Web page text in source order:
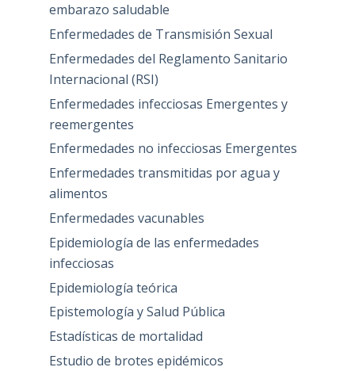
embarazo saludable
Enfermedades de Transmisión Sexual
Enfermedades del Reglamento Sanitario
Internacional (RSI)
Enfermedades infecciosas Emergentes y
reemergentes
Enfermedades no infecciosas Emergentes
Enfermedades transmitidas por agua y
alimentos
Enfermedades vacunables
Epidemiología de las enfermedades
infecciosas
Epidemiología teórica
Epistemología y Salud Pública
Estadísticas de mortalidad
Estudio de brotes epidémicos